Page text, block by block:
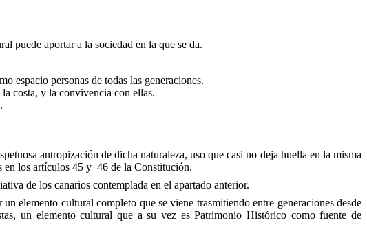
aportar a la sociedad en la que se da.
espacio personas de todas las generaciones.
costa, y la convivencia con ellas.
antropización de dicha naturaleza, uso que casi no deja huella en la misma
en los artículos 45 y 46 de la Constitución.
de los canarios contemplada en el apartado anterior.
cultural completo que se viene trasmitiendo entre generaciones desde
un elemento cultural que a su vez es Patrimonio Histórico como fuente de